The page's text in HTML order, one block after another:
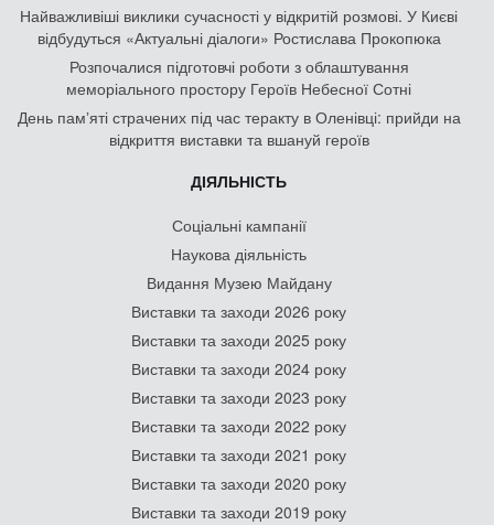
Найважливіші виклики сучасності у відкритій розмові. У Києві
відбудуться «Актуальні діалоги» Ростислава Прокопюка
Розпочалися підготовчі роботи з облаштування
меморіального простору Героїв Небесної Сотні
День памʼяті страчених під час теракту в Оленівці: прийди на
відкриття виставки та вшануй героїв
ДІЯЛЬНІСТЬ
Соціальні кампанії
Наукова діяльність
Видання Музею Майдану
Виставки та заходи 2026 року
Виставки та заходи 2025 року
Виставки та заходи 2024 року
Виставки та заходи 2023 року
Виставки та заходи 2022 року
Виставки та заходи 2021 року
Виставки та заходи 2020 року
Виставки та заходи 2019 року